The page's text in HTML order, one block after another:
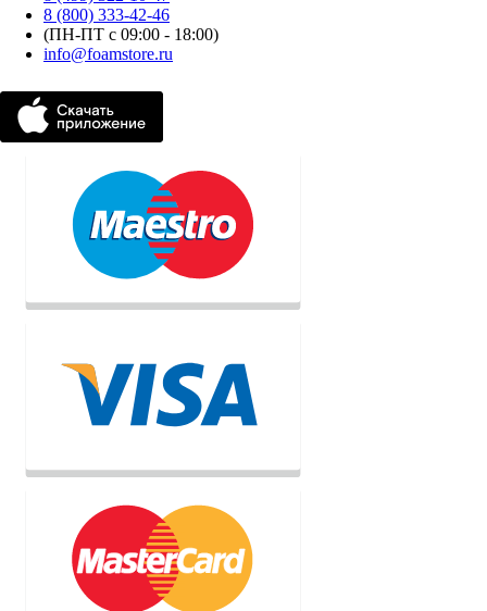
8 (800) 333-42-46
(ПН-ПТ с 09:00 - 18:00)
info@foamstore.ru